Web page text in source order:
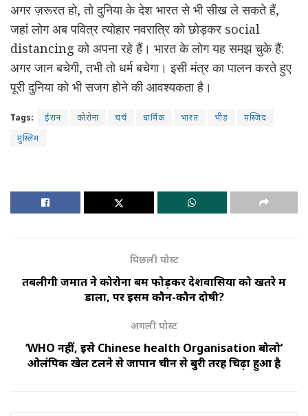
अगर ज़रूरत हो, तो दुनिया के देश भारत से भी सीख ले सकते हैं,
जहां लोग अब पवित्र त्योहार नवरात्रि को छोड़कर social
distancing को अपना रहे हैं। भारत के लोग यह समझ चुके हैं:
अगर जान बचेगी, तभी तो धर्म बचेगा। इसी मंत्र का पालन करते हुए
पूरी दुनिया को भी सजग होने की आवश्यकता है।
Tags: ईरान कोरोना चर्च धार्मिक भारत भीड़
मस्जिद
मुस्लिम
पिछली पोस्ट
तबलीगी जमात ने कोरोना बम फोड़कर देशवासियों को खतरे में
डाला, पर इसमें कौन-कौन दोषी?
अगली पोस्ट
‘WHO नहीं, इसे Chinese health Organisation बोलो’
ओलंपिक खेल टलने से जापान चीन से बुरी तरह चिढ़ा हुआ है